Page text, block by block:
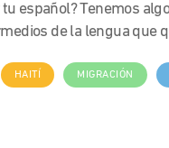
español? Tenemos
de la lengua que
HAITÍ MIGRACIÓN